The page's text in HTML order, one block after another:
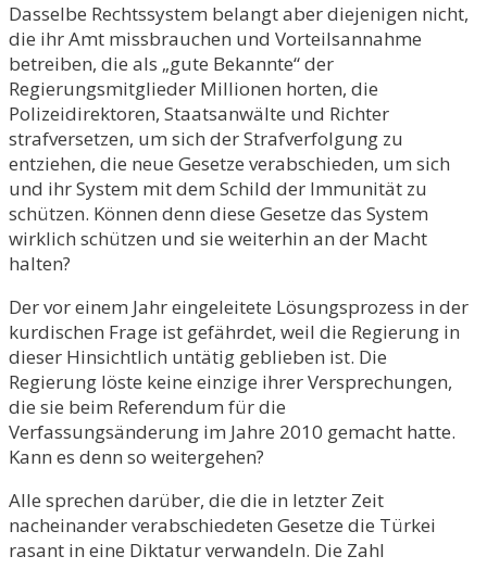
Dasselbe Rechtssystem belangt aber diejenigen nicht,
die ihr Amt missbrauchen und Vorteilsannahme
betreiben, die als „gute Bekannte“ der
Regierungsmitglieder Millionen horten, die
Polizeidirektoren, Staatsanwälte und Richter
strafversetzen, um sich der Strafverfolgung zu
entziehen, die neue Gesetze verabschieden, um sich
und ihr System mit dem Schild der Immunität zu
schützen. Können denn diese Gesetze das System
wirklich schützen und sie weiterhin an der Macht
halten?
Der vor einem Jahr eingeleitete Lösungsprozess in der
kurdischen Frage ist gefährdet, weil die Regierung in
dieser Hinsichtlich untätig geblieben ist. Die
Regierung löste keine einzige ihrer Versprechungen,
die sie beim Referendum für die
Verfassungsänderung im Jahre 2010 gemacht hatte.
Kann es denn so weitergehen?
Alle sprechen darüber, die die in letzter Zeit
nacheinander verabschiedeten Gesetze die Türkei
rasant in eine Diktatur verwandeln. Die Zahl